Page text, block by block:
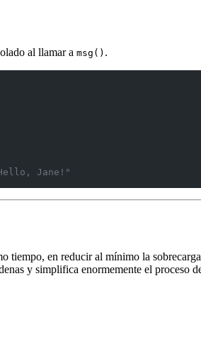
al llamar a msg() .
Jane!"
tiempo, en reducir al mínimo la
y simplifica enormemente el proceso